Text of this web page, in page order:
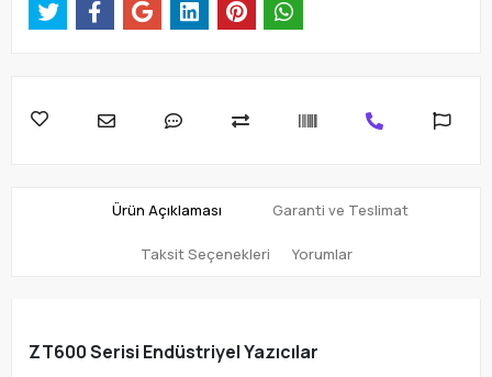
Ürün Açıklaması Garanti ve Teslimat
Taksit Seçenekleri Yorumlar
ZT600 Serisi Endüstriyel Yazıcılar